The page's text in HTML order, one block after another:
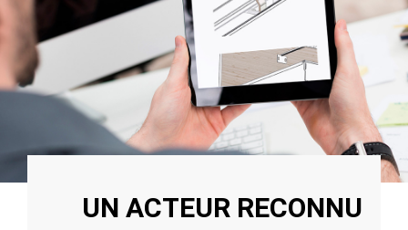
UN ACTEUR RECONNU